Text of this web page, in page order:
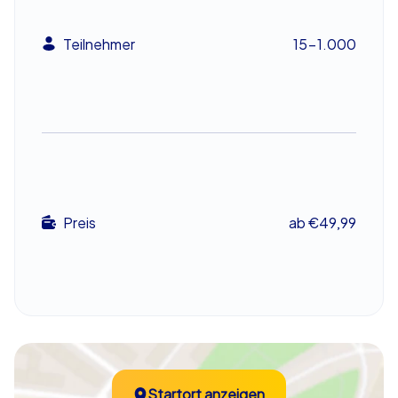
Erlebnis. Die iPad Tour in Dachau bietet eine interaktive
Am Ende Ihrer iPad Tour in Dachau treffen sich alle
Hause gehen. Diese iPad Tour in Dachau ist eine
einzigartige Möglichkeit, die Stadt auf eine interaktive
Teilnehmer 15-1.000
Preis ab €49,99